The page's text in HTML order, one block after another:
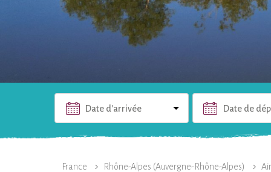
Date d'arrivée Date de
France Rhône-Alpes (Auvergne-Rhône-Alpes)